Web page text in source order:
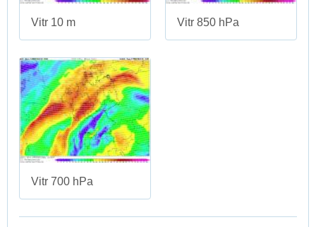
Vitr 10 m Vitr 850 hPa
Vitr 700 hPa